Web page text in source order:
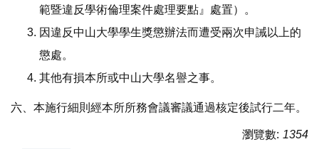
範暨違反學術倫理案件處理要點』處置）。
因違反中山大學學生獎懲辦法而遭受兩次申誡以上的
懲處。
其他有損本所或中山大學名譽之事。
六、本施行細則經本所所務會議審議通過核定後試行二年。
瀏覽數: 1354